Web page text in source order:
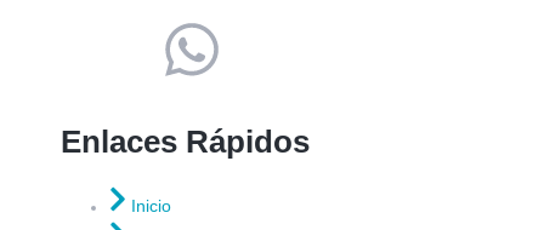
Enlaces Rápidos
Inicio